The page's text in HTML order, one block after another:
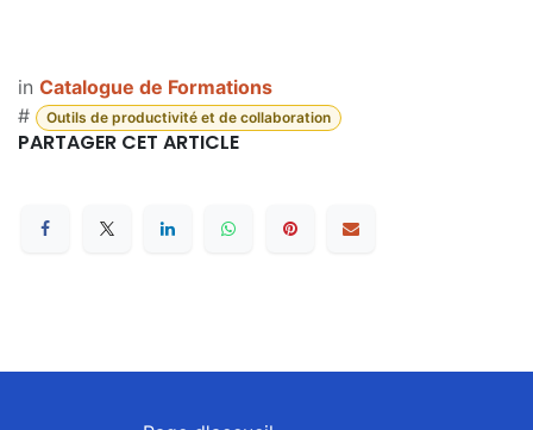
in Catalogue de Formations
#
Outils de productivité et de collaboration
PARTAGER CET ARTICLE